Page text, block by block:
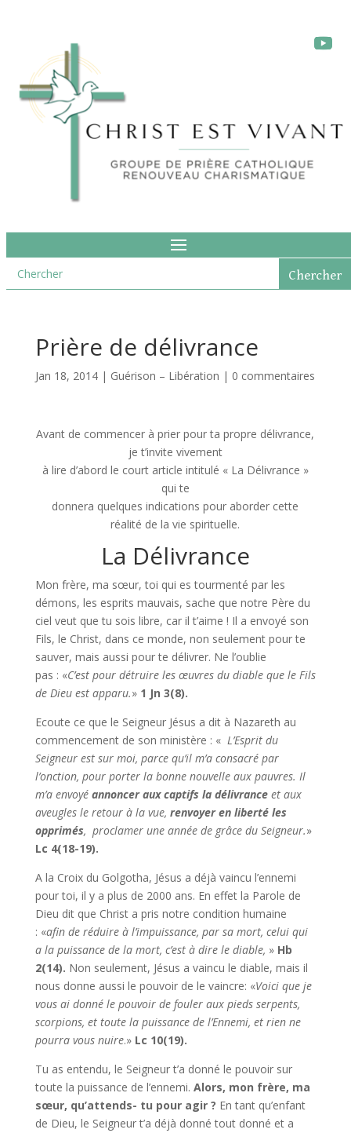
Prière de délivrance
Jan 18, 2014| Guérison – Libération | 0 commentaires
Avant de commencer à prier pour ta propre délivrance,
je t’invite vivement
à lire d’abord le court article intitulé « La Délivrance »
qui te
donnera quelques indications pour aborder cette
réalité de la vie spirituelle.
La Délivrance
Mon frère, ma sœur, toi qui es tourmenté par les
démons, les esprits mauvais, sache que notre Père du
ciel veut que tu sois libre, car il t’aime ! Il a envoyé son
Fils, le Christ, dans ce monde, non seulement pour te
sauver, mais aussi pour te délivrer. Ne l’oublie
pas : «C’est pour détruire les œuvres du diable que le Fils
de Dieu est apparu.» 1 Jn 3(8).
Ecoute ce que le Seigneur Jésus a dit à Nazareth au
commencement de son ministère : « L’Esprit du
Seigneur est sur moi, parce qu’il m’a consacré par
l’onction, pour porter la bonne nouvelle aux pauvres. Il
m’a envoyé annoncer aux captifs la délivranceet aux
aveugles le retour à la vue, renvoyer en liberté les
opprimés, proclamer une année de grâce du Seigneur.»
Lc 4(18-19).
A la Croix du Golgotha, Jésus a déjà vaincu l’ennemi
pour toi, il y a plus de 2000 ans. En effet la Parole de
Dieu dit que Christ a pris notre condition humaine
: «afin de réduire à l’impuissance, par sa mort, celui qui
a la puissance de la mort, c’est à dire le diable, » Hb
2(14). Non seulement, Jésus a vaincu le diable, mais il
nous donne aussi le pouvoir de le vaincre: «Voici que je
vous ai donné le pouvoir de fouler aux pieds serpents,
scorpions, et toute la puissance de l’Ennemi, et rien ne
pourra vous nuire.» Lc 10(19).
Tu as entendu, le Seigneur t’a donné le pouvoir sur
toute la puissance de l’ennemi. Alors, mon frère, ma
sœur, qu’attends- tu pour agir ? En tant qu’enfant
de Dieu, le Seigneur t’a déjà donné tout donné et a